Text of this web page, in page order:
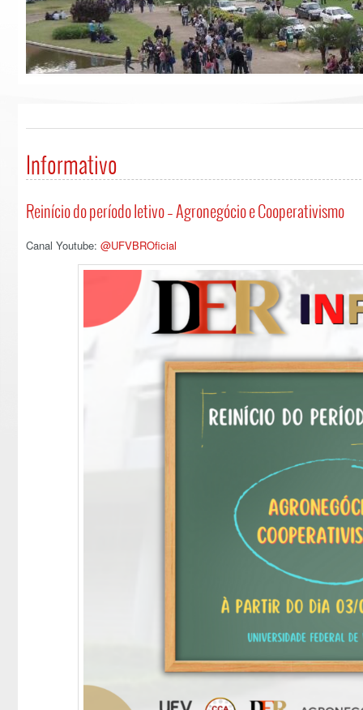
Informativo
Reinício do período letivo – Agronegócio e Cooperativismo
Canal Youtube: @UFVBROficial